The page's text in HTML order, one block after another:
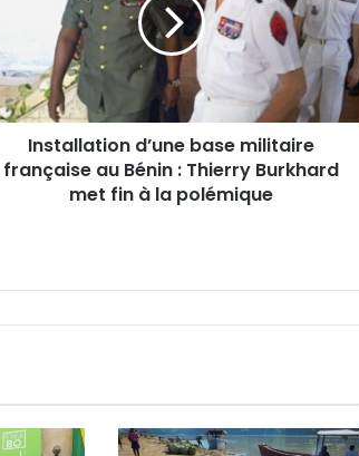
Installation d’une base militaire
française au Bénin : Thierry Burkhard
met fin à la polémique